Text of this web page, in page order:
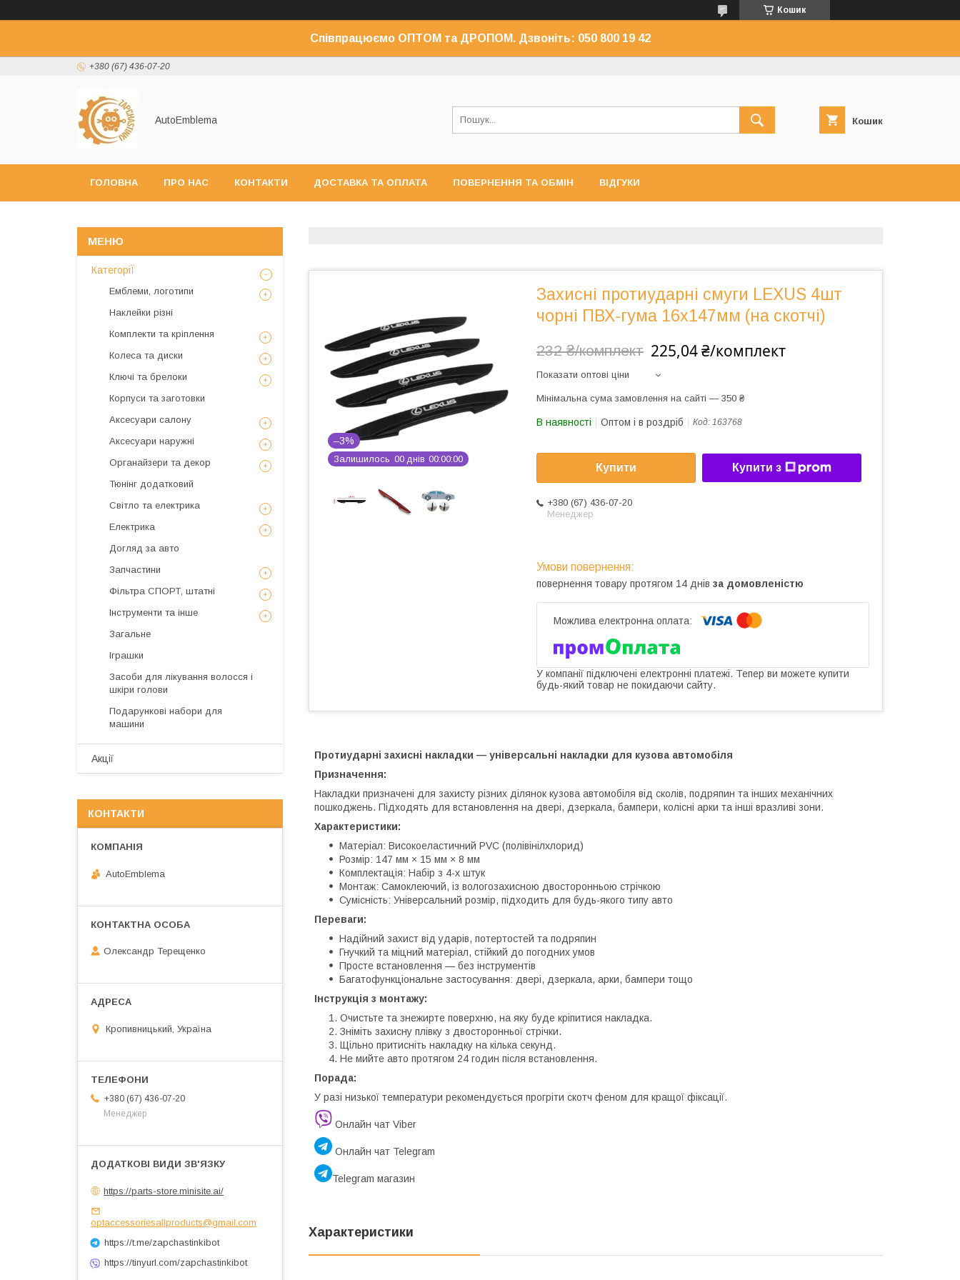
Кошик
Співпрацюємо ОПТОМ та ДРОПОМ. Дзвоніть: 050 800 19 42
+380 (67) 436-07-20
AutoEmblema Кошик
ГОЛОВНА ПРО НАС КОНТАКТИ ДОСТАВКА ТА ОПЛАТА ПОВЕРНЕННЯ ТА ОБМІН ВІДГУКИ
–3%
Залишилось 00 днів 00 00 00
Захисні протиударні смуги LEXUS 4шт
чорні ПВХ-гума 16х147мм (на скотчі)
232 ₴/комплект 225,04 ₴/комплект
Показати оптові ціни
Мінімальна сума замовлення на сайті — 350 ₴
В наявності Оптом і в роздріб Код: 163768
Купити Купити з
+380 (67) 436-07-20
Менеджер
повернення товару протягом 14 днів за домовленістю
У компанії підключені електронні платежі. Тепер ви можете купити
будь-який товар не покидаючи сайту.
Протиударні захисні накладки — універсальні накладки для кузова автомобіля
Призначення:
Накладки призначені для захисту різних ділянок кузова автомобіля від сколів, подряпин та інших механічних
пошкоджень. Підходять для встановлення на двері, дзеркала, бампери, колісні арки та інші вразливі зони.
Характеристики:
Матеріал: Високоеластичний PVC (полівінілхлорид)
Розмір: 147 мм × 15 мм × 8 мм
Комплектація: Набір з 4-х штук
Монтаж: Самоклеючий, із вологозахисною двосторонньою стрічкою
Сумісність: Універсальний розмір, підходить для будь-якого типу авто
Переваги:
Надійний захист від ударів, потертостей та подряпин
Гнучкий та міцний матеріал, стійкий до погодних умов
Просте встановлення — без інструментів
Багатофункціональне застосування: двері, дзеркала, арки, бампери тощо
Інструкція з монтажу:
Очистьте та знежирте поверхню, на яку буде кріпитися накладка.
Зніміть захисну плівку з двосторонньої стрічки.
Щільно притисніть накладку на кілька секунд.
Не мийте авто протягом 24 годин після встановлення.
Порада:
У разі низької температури рекомендується прогріти скотч феном для кращої фіксації.
Онлайн чат Viber
Онлайн чат Telegram
Telegram магазин
Характеристики
КатегоріЇ
Емблеми, логотипи
Наклейки різні
Комплекти та кріплення
Колеса та диски
Ключі та брелоки
Корпуси та заготовки
Аксесуари салону
Аксесуари наружні
Органайзери та декор
Тюнінг додатковий
Світло та електрика
Електрика
Догляд за авто
Запчастини
Фільтра СПОРТ, штатні
Інструменти та інше
Загальне
Іграшки
Засоби для лікування волосся і
шкіри голови
Подарункові набори для
машини
Акції
КОНТАКТИ
AutoEmblema
Олександр Терещенко
Кропивницький, Україна
+380 (67) 436-07-20
Менеджер
https://parts-store.minisite.ai/
optaccessoriesallproducts@gmail.com
https://t.me/zapchastinkibot
https://tinyurl.com/zapchastinkibot